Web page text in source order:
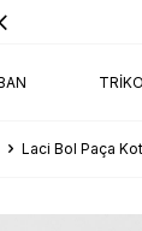
TRIKO
Laci Bol Paça